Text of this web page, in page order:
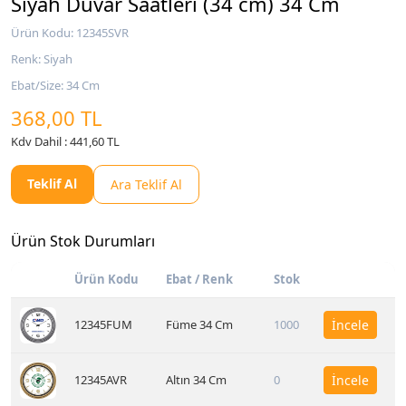
Ürün Kodu: 12345SVR
Renk: Siyah
Ebat/Size: 34 Cm
368,00 TL
Kdv Dahil : 441,60 TL
Teklif Al Ara Teklif Al
Ürün Stok Durumları
Ürün Kodu Ebat / Renk Stok
12345FUM Füme 34 Cm 1000 İncele
12345AVR Altın 34 Cm 0 İncele